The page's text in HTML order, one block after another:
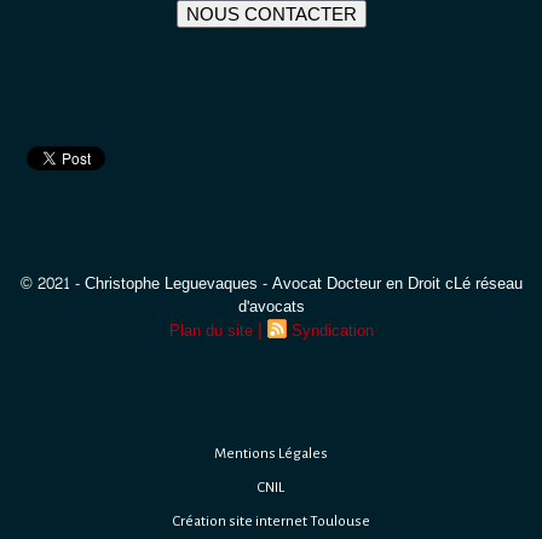
NOUS CONTACTER
© 2021 - Christophe Leguevaques - Avocat Docteur en Droit cLé réseau
d'avocats
Plan du site | Syndication
Mentions Légales
CNIL
Création site internet Toulouse